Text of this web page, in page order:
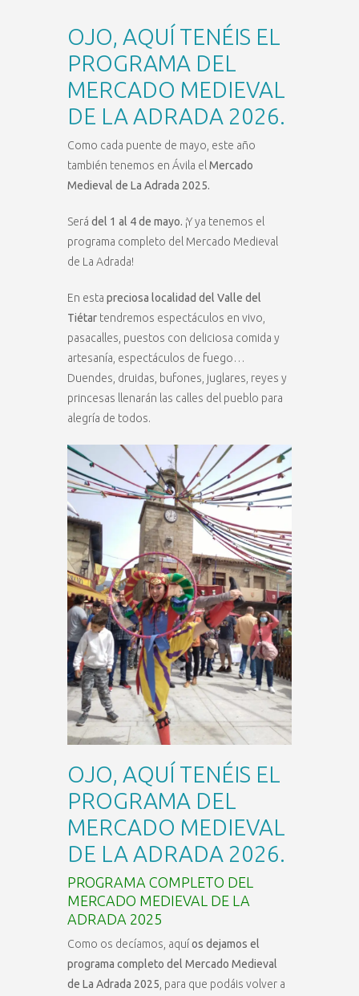
OJO, AQUÍ TENÉIS EL
PROGRAMA DEL
MERCADO MEDIEVAL
DE LA ADRADA 2026.
Como cada puente de mayo, este año
también tenemos en Ávila el Mercado
Medieval de La Adrada 2025.
Será del 1 al 4 de mayo. ¡Y ya tenemos el
programa completo del Mercado Medieval
de La Adrada!
En esta preciosa localidad del Valle del
Tiétar tendremos espectáculos en vivo,
pasacalles, puestos con deliciosa comida y
artesanía, espectáculos de fuego…
Duendes, druidas, bufones, juglares, reyes y
princesas llenarán las calles del pueblo para
alegría de todos.
OJO, AQUÍ TENÉIS EL
PROGRAMA DEL
MERCADO MEDIEVAL
DE LA ADRADA 2026.
PROGRAMA COMPLETO DEL
MERCADO MEDIEVAL DE LA
ADRADA 2025
Como os decíamos, aquíos dejamos el
programa completo del Mercado Medieval
de La Adrada 2025 , para que podáis volver a